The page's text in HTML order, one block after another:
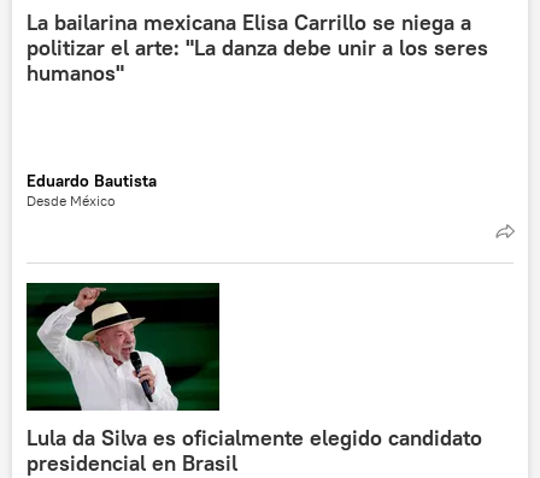
La bailarina mexicana Elisa Carrillo se niega a
politizar el arte: "La danza debe unir a los seres
humanos"
Eduardo Bautista
Desde México
Lula da Silva es oficialmente elegido candidato
presidencial en Brasil